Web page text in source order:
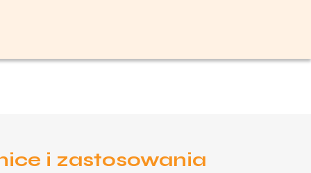
i zastosowania